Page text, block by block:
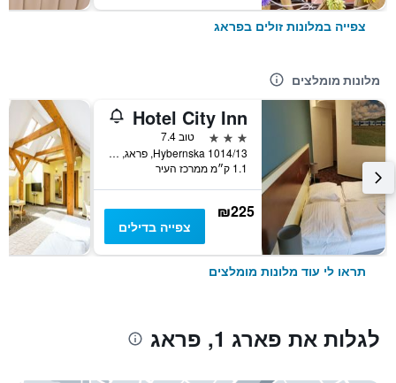
צפייה במלונות זולים בפראג
מלונות מומלצים
Hotel City Inn
3 כוכבים
טוב 7.4
Hybernska 1014/13, פראג, Prague Region, צ'כיה
1.1 ק״מ ממרכז העיר
₪225
צפייה בדילים
תראו לי עוד מלונות מומלצים
לגלות את פארג 1, פראג